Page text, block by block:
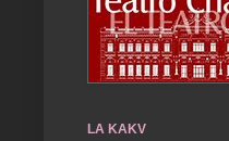
LA KAKV